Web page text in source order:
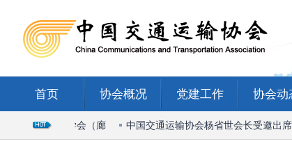
首页 协会概况 党建工作 协会动
物流与运输学会（廊 中国交通运输协会杨省世会长受邀出席